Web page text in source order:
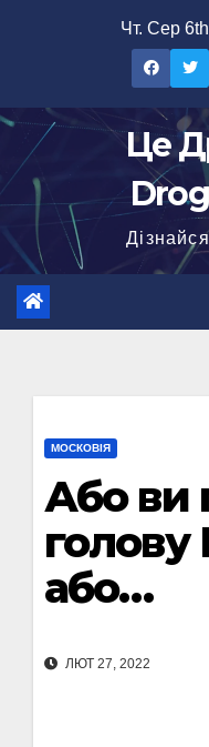
Чт. Сер
Це
МОСКОВІЯ
Або ви
голову
або…
ЛЮТ 27, 2022